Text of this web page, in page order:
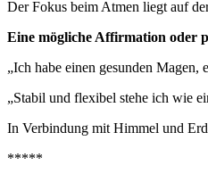
Der Fokus beim Atmen liegt auf
Eine möglicheAffirmation oder
„Ich habe einen gesunden Magen,
„Stabil und flexibel stehe ich wie
In Verbindung mit Himmel und
*****